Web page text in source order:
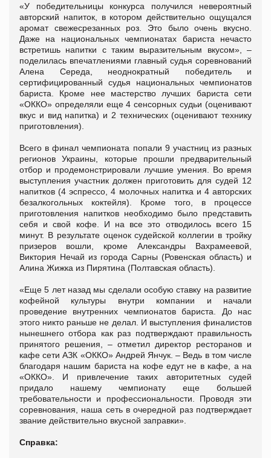
«У победительницы конкурса получился невероятный
авторский напиток, в котором действительно ощущался
аромат свежесрезанных роз. Это было очень вкусно.
Даже на национальных чемпионатах бариста нечасто
встретишь напитки с таким выразительным вкусом», –
поделилась впечатлениями главный судья соревнований
Алена Середа, неоднократный победитель и
сертифицированный судья национальных чемпионатов
бариста. Кроме нее мастерство лучших бариста сети
«ОККО» определяли еще 4 сенсорных судьи (оценивают
вкус и вид напитка) и 2 технических (оценивают технику
приготовления).
Всего в финал чемпионата попали 9 участниц из разных
регионов Украины, которые прошли предварительный
отбор и продемонстрировали лучшие умения. Во время
выступления участник должен приготовить для судей 12
напитков (4 эспрессо, 4 молочных напитка и 4 авторских
безалкогольных коктейля). Кроме того, в процессе
приготовления напитков необходимо было представить
себя и свой кофе. И на все это отводилось всего 15
минут. В результате оценок судейской коллегии в тройку
призеров вошли, кроме Александры Вахрамеевой,
Виктория Нечай из города Сарны (Ровенская область) и
Алина Жижка из Пирятина (Полтавская область).
«Еще 5 лет назад мы сделали особую ставку на развитие
кофейной культуры внутри компании и начали
проведение внутренних чемпионатов бариста. До нас
этого никто раньше не делал. И выступления финалистов
нынешнего отбора как раз подтверждают правильность
принятого решения, – отметил директор ресторанов и
кафе сети АЗК «ОККО» Андрей Янчук. – Ведь в том числе
благодаря нашим бариста на кофе едут не в кафе, а на
«ОККО». И привлечение таких авторитетных судей
придало нашему чемпионату еще большей
требовательности и профессиональности. Проводя эти
соревнования, наша сеть в очередной раз подтверждает
звание действительно вкусной заправки».
Справка: